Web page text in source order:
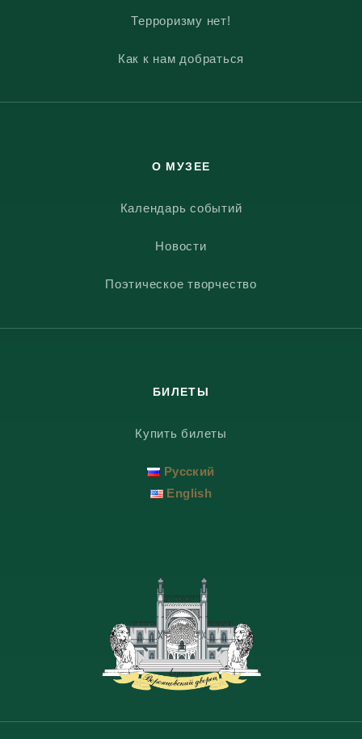
Терроризму нет!
Как к нам добраться
О МУЗЕЕ
Календарь событий
Новости
Поэтическое творчество
БИЛЕТЫ
Купить билеты
Русский
English